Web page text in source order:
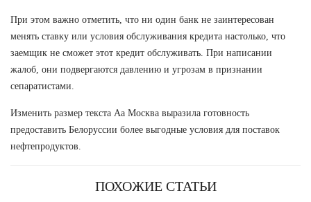
При этом важно отметить, что ни один банк не заинтересован
менять ставку или условия обслуживания кредита настолько, что
заемщик не сможет этот кредит обслуживать. При написании
жалоб, они подвергаются давлению и угрозам в признании
сепаратистами.
Изменить размер текста Аа Москва выразила готовность
предоставить Белоруссии более выгодные условия для поставок
нефтепродуктов.
ПОХОЖИЕ СТАТЬИ